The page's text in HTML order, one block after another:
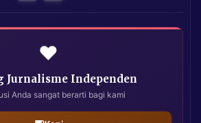
❤️
Jurnalisme Independen
Anda sangat berarti bagi kami